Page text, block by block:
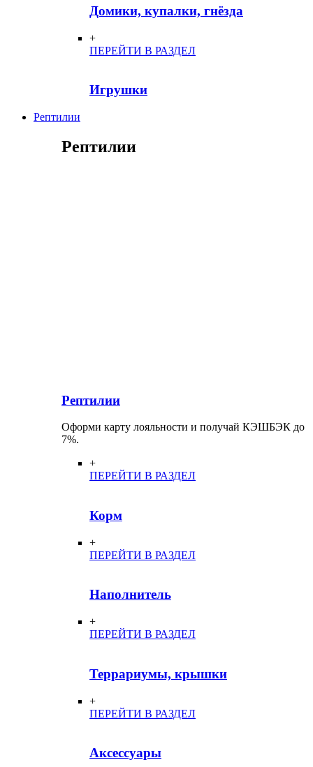
Домики, купалки, гнёзда
+
ПЕРЕЙТИ В РАЗДЕЛ
Игрушки
Рептилии
Рептилии
Рептилии
Оформи карту лояльности и получай КЭШБЭК до
7%.
+
ПЕРЕЙТИ В РАЗДЕЛ
Корм
+
ПЕРЕЙТИ В РАЗДЕЛ
Наполнитель
+
ПЕРЕЙТИ В РАЗДЕЛ
Террариумы, крышки
+
ПЕРЕЙТИ В РАЗДЕЛ
Аксессуары